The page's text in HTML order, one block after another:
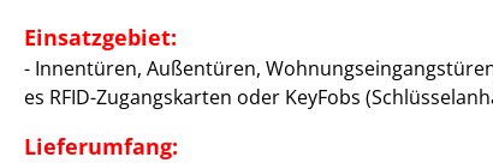
Einsatzgebiet:
- Innentüren, Außentüren,
es RFID-Zugangskarten oder KeyFobs
Lieferumfang: